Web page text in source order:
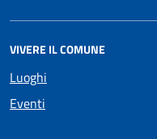
VIVERE IL COMUNE
Luoghi
Eventi